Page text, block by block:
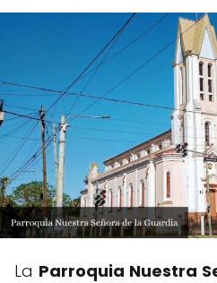
La Parroquia Nuestra